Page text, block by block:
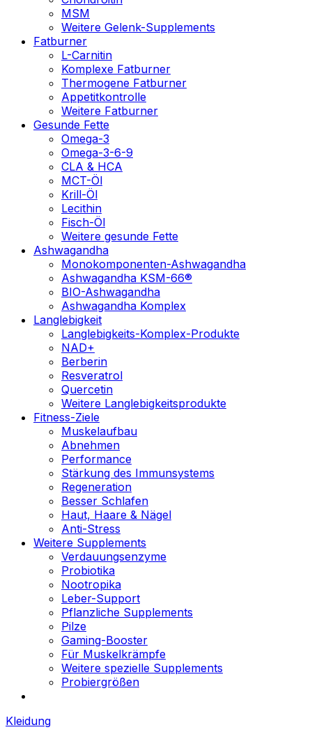
MSM
Weitere Gelenk-Supplements
Fatburner
L-Carnitin
Komplexe Fatburner
Thermogene Fatburner
Appetitkontrolle
Weitere Fatburner
Gesunde Fette
Omega-3
Omega-3-6-9
CLA & HCA
MCT-Öl
Krill-Öl
Lecithin
Fisch-Öl
Weitere gesunde Fette
Ashwagandha
Monokomponenten-Ashwagandha
Ashwagandha KSM-66®
BIO-Ashwagandha
Ashwagandha Komplex
Langlebigkeit
Langlebigkeits-Komplex-Produkte
NAD+
Berberin
Resveratrol
Quercetin
Weitere Langlebigkeitsprodukte
Fitness-Ziele
Muskelaufbau
Abnehmen
Performance
Stärkung des Immunsystems
Regeneration
Besser Schlafen
Haut, Haare & Nägel
Anti-Stress
Weitere Supplements
Verdauungsenzyme
Probiotika
Nootropika
Leber-Support
Pflanzliche Supplements
Pilze
Gaming-Booster
Für Muskelkrämpfe
Weitere spezielle Supplements
Probiergrößen
Kleidung